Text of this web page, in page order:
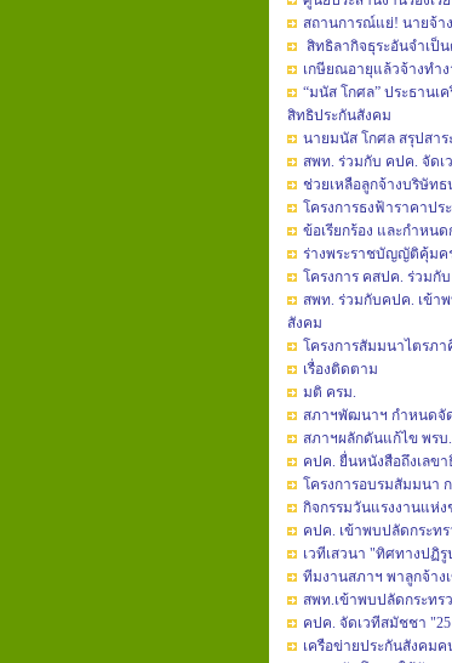
สถานการณ์แย่! นายจ้า
สิทธิลากิจธุระอันจำเป็
เกษียณอายุแล้วจ้างทำ
“มนัส โกศล” ประธานเ
สิทธิประกันสังคม
นายมนัส โกศล สรุปสาร
สพท. ร่วมกับ คปค. จัดเ
ช่วยเหลือลูกจ้างบริษัทธ
โครงการธงฟ้าราคาป
ข้อเรียกร้อง และกำหน
ร่างพระราชบัญญัติคุ้มค
โครงการ คสปค. ร่วมกั
สพท. ร่วมกับคปค. เข้า
สังคม
โครงการสัมมนาไตรภ
เรื่องติดตาม
มติ ครม.
สภาฯพัฒนาฯ กำหนดจั
สภาฯผลักดันแก้ไข พรบ
คปค. ยื่นหนังสือถึงเลข
โครงการอบรมสัมมนา
กิจกรรมวันแรงงานแห่ง
คปค. เข้าพบปลัดกระท
เวทีเสวนา "ทิศทางปฏิรู
ทีมงานสภาฯ พาลูกจ้าง
สพท.เข้าพบปลัดกระทร
คปค. จัดเวทีสมัชชา
เครือข่ายประกันสังคม